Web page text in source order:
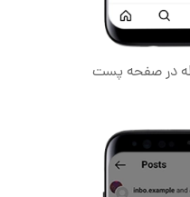
در صفحه پست